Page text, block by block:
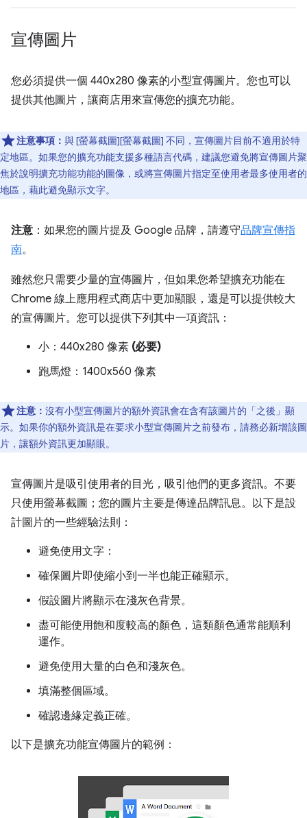
宣傳圖片
您必須提供一個 440x280 像素的小型宣傳圖片。您也可以
提供其他圖片，讓商店用來宣傳您的擴充功能。
注意事項： 與 [螢幕截圖][螢幕截圖] 不同，宣傳圖片目前不適用於特
定地區。如果您的擴充功能支援多種語言代碼，建議您避免將宣傳圖片聚
焦於說明擴充功能功能的圖像，或將宣傳圖片指定至使用者最多使用者的
地區，藉此避免顯示文字。
注意 ：如果您的圖片提及 Google 品牌，請遵守品牌宣傳指
南。
雖然您只需要少量的宣傳圖片，但如果您希望擴充功能在
Chrome 線上應用程式商店中更加顯眼，還是可以提供較大
的宣傳圖片。您可以提供下列其中一項資訊：
小：440x280 像素 (必要)
跑馬燈：1400x560 像素
注意： 沒有小型宣傳圖片的額外資訊會在含有該圖片的「之後」 顯
示。如果你的額外資訊是在要求小型宣傳圖片之前發布，請務必新增該圖
片，讓額外資訊更加顯眼。
宣傳圖片是吸引使用者的目光，吸引他們的更多資訊。不要
只使用螢幕截圖；您的圖片主要是傳達品牌訊息。以下是設
計圖片的一些經驗法則：
避免使用文字：
確保圖片即使縮小到一半也能正確顯示。
假設圖片將顯示在淺灰色背景。
盡可能使用飽和度較高的顏色，這類顏色通常能順利
運作。
避免使用大量的白色和淺灰色。
填滿整個區域。
確認邊緣定義正確。
以下是擴充功能宣傳圖片的範例：